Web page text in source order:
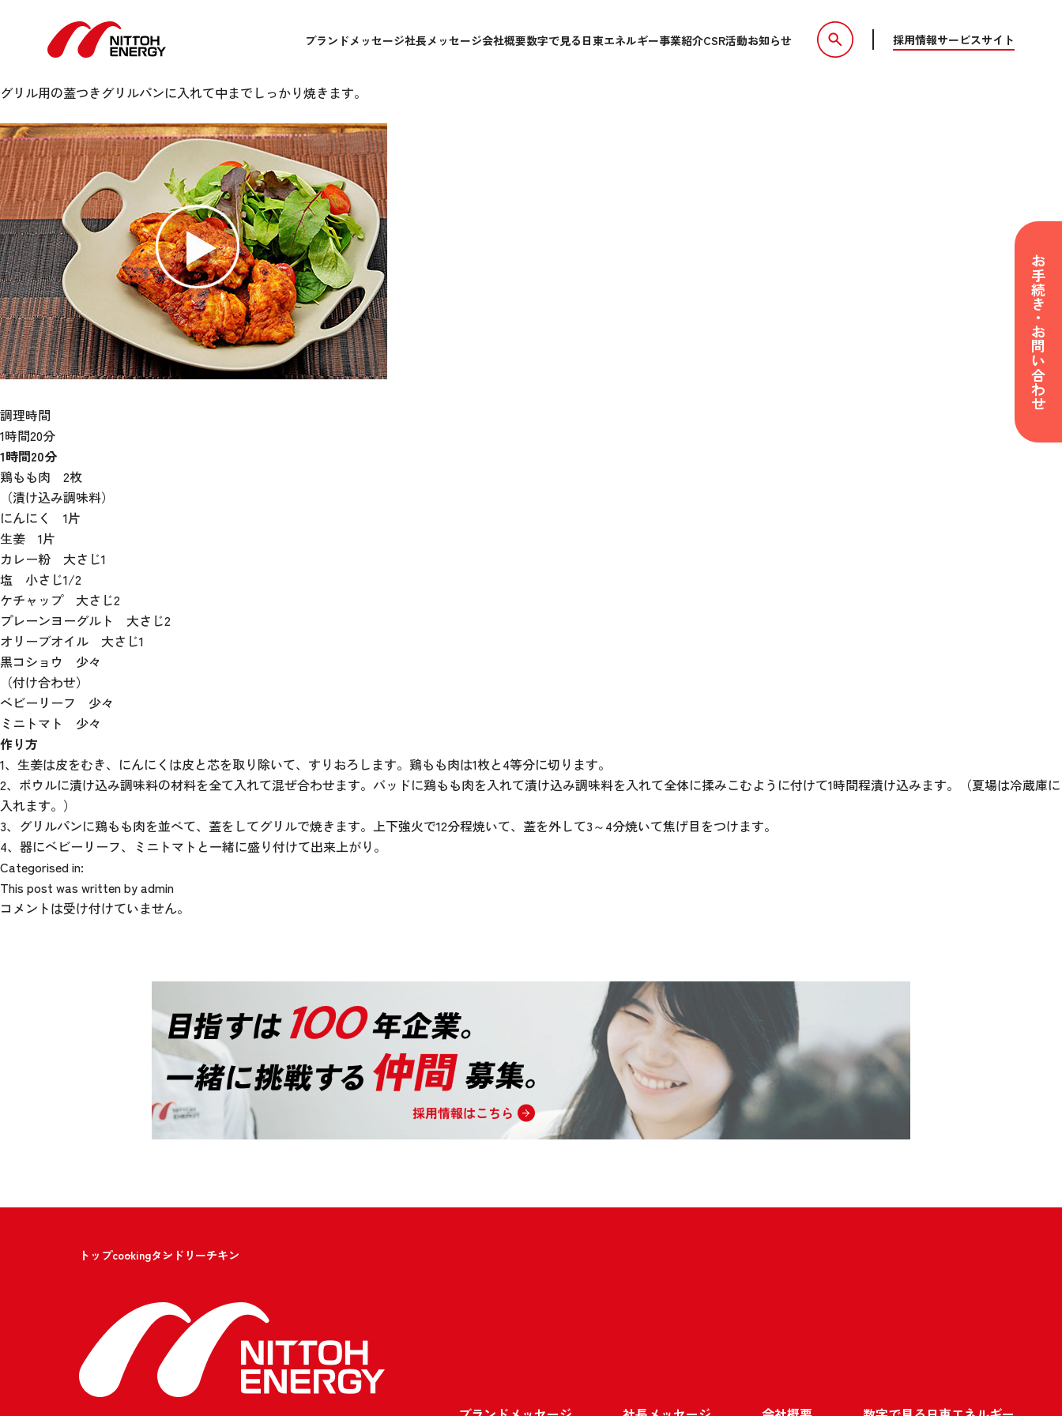
ブランドメッセージ社長メッセージ会社概要数字で見る日東エネルギー事業紹介CSR活動お知らせ 採用情報サービスサイト
4月 22, 2021 12:00 amPublished by
タンドリーチキン
グリル用の蓋つきグリルパンに入れて中までしっかり焼きます。
調理時間
1時間20分
1時間20分
鶏もも肉 2枚
（漬け込み調味料）
にんにく 1片
生姜 1片
カレー粉 大さじ1
塩 小さじ1/2
ケチャップ 大さじ2
プレーンヨーグルト 大さじ2
オリーブオイル 大さじ1
黒コショウ 少々
（付け合わせ）
ベビーリーフ 少々
ミニトマト 少々
作り方
1、生姜は皮をむき、にんにくは皮と芯を取り除いて、すりおろします。鶏もも肉は1枚と4等分に切ります。
2、ボウルに漬け込み調味料の材料を全て入れて混ぜ合わせます。バッドに鶏もも肉を入れて漬け込み調味料を入れて全体に揉みこむように付けて1時間程漬け込みます。（夏場は冷蔵庫に
入れます。）
3、グリルパンに鶏もも肉を並べて、蓋をしてグリルで焼きます。上下強火で12分程焼いて、蓋を外して3～4分焼いて焦げ目をつけます。
4、器にベビーリーフ、ミニトマトと一緒に盛り付けて出来上がり。
Categorised in:
This post was written by admin
コメントは受け付けていません。
トップcookingタンドリーチキン
お手続き・お問い合わせ